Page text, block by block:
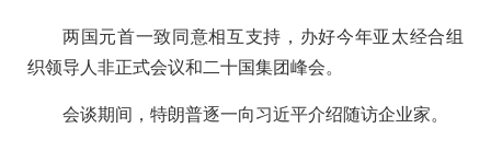
两国元首一致同意相互支持，办好今年亚太经合组
织领导人非正式会议和二十国集团峰会。
会谈期间，特朗普逐一向习近平介绍随访企业家。